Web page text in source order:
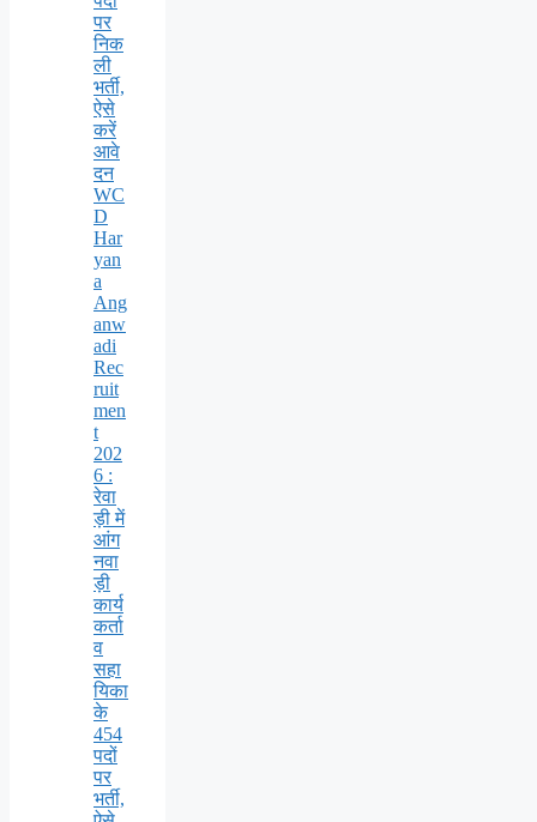
पर
निक
ली
भर्ती,
ऐसे
करें
आवे
दन
WC
D
Har
yan
a
Ang
anw
adi
Rec
ruit
men
t
202
6 :
रेवा
ड़ी में
आंग
नवा
ड़ी
कार्य
कर्ता
व
सहा
यिका
के
454
पदों
पर
भर्ती,